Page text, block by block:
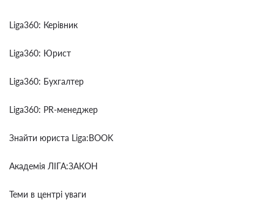
Liga360: Керівник
Liga360: Юрист
Liga360: Бухгалтер
Liga360: PR-менеджер
Знайти юриста Liga:BOOK
Академія ЛІГА:ЗАКОН
Теми в центрі уваги